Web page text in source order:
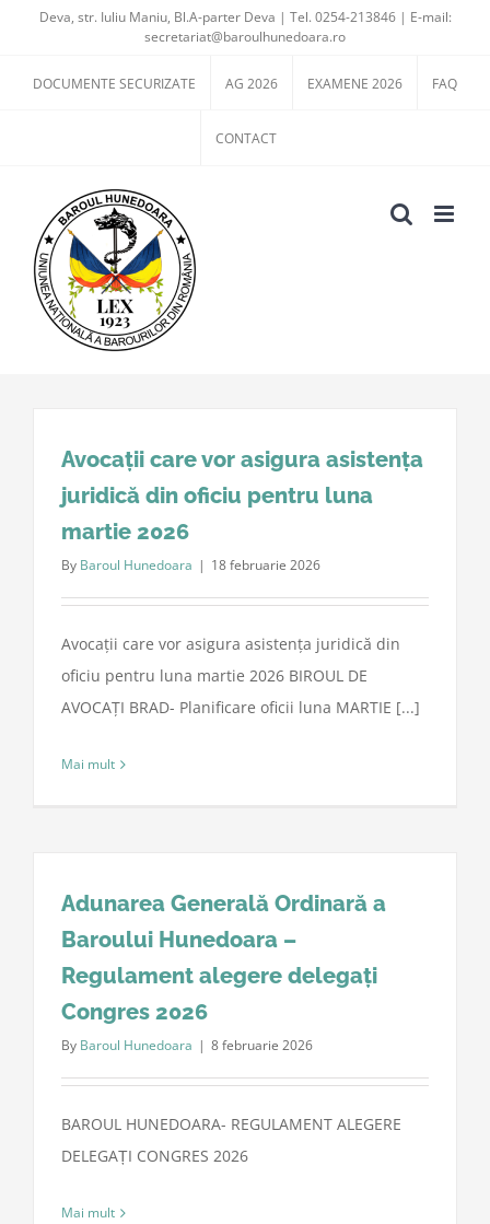
content
Deva, str. Iuliu Maniu, Bl.A-parter Deva | Tel. 0254-213846 | E-mail:
secretariat@baroulhunedoara.ro
DOCUMENTE SECURIZATE AG 2026 EXAMENE 2026 FAQ
CONTACT
Avocații care vor asigura asistența
juridică din oficiu pentru luna
martie 2026
By Baroul Hunedoara | 18 februarie 2026
Avocații care vor asigura asistența juridică din
oficiu pentru luna martie 2026 BIROUL DE
AVOCAȚI BRAD- Planificare oficii luna MARTIE [...]
Mai mult
Adunarea Generală Ordinară a
Baroului Hunedoara –
Regulament alegere delegați
Congres 2026
By Baroul Hunedoara | 8 februarie 2026
BAROUL HUNEDOARA- REGULAMENT ALEGERE
DELEGAȚI CONGRES 2026
Mai mult